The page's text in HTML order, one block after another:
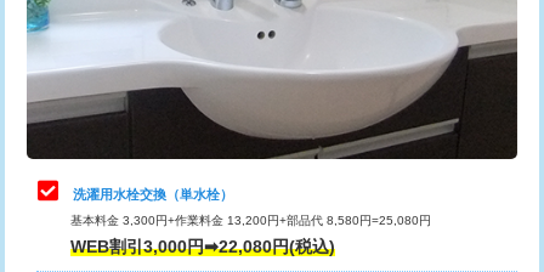
給水管工事※（塩ビ管（VP・HI）使
用（追加）/3ｍ超え)
給水管工事※（ライニング鋼管・銅
管・ポリ管・HT管使用/3ｍまで)
44,000円
給水管工事※（ライニング鋼管・銅
管・ポリ管・HT管使用/3ｍ超え)
排水管工事（土の掘削・埋め戻し作
桝清掃
止水・漏水調査・防水処理・清掃・修
理・調整・分解・加工など（軽作業）
11,000円
止水・漏水調査・防水処理・清掃・修
理・調整・分解・加工など（中作業）
22,000円
止水・漏水調査・防水処理・清掃・修
理・調整・分解・加工など（重作業）
33,000円
洗濯用水栓交換（単水栓）
基本料金 3,300円+作業料金 13,200円+部品代 8,580円=25,080円
WEB割引3,000円➡22,080円(税込)